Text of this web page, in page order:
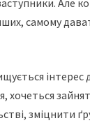
Але
самому
інтерес
хочеться
зміцнити